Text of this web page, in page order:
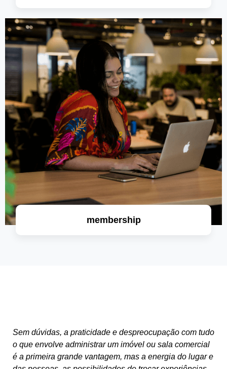
saiba mais
membership
Sem dúvidas, a praticidade e despreocupação com tudo
o que envolve administrar um imóvel ou sala comercial
é a primeira grande vantagem, mas a energia do lugar e